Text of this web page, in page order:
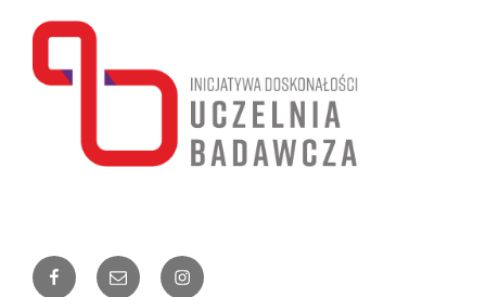
FacebookEmail Instagram